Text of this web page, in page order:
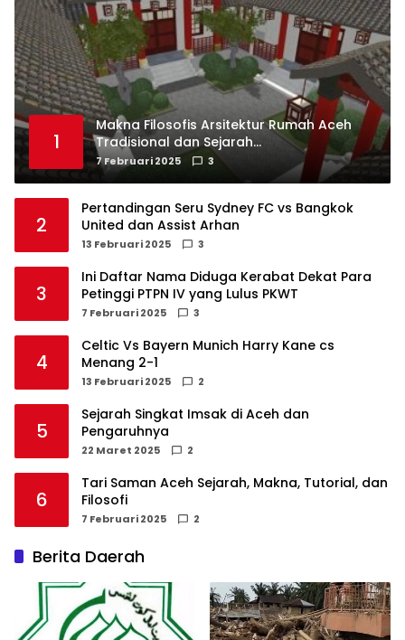
1
Makna Filosofis Arsitektur Rumah Aceh
Tradisional dan Sejarah
Perkembangannya
7 Februari 2025 3
2
Pertandingan Seru Sydney FC vs Bangkok
United dan Assist Arhan
13 Februari 2025 3
3
Ini Daftar Nama Diduga Kerabat Dekat Para
Petinggi PTPN IV yang Lulus PKWT
7 Februari 2025 3
4
Celtic Vs Bayern Munich Harry Kane cs
Menang 2-1
13 Februari 2025 2
5
Sejarah Singkat Imsak di Aceh dan
Pengaruhnya
22 Maret 2025 2
6
Tari Saman Aceh Sejarah, Makna, Tutorial, dan
Filosofi
7 Februari 2025 2
Berita Daerah